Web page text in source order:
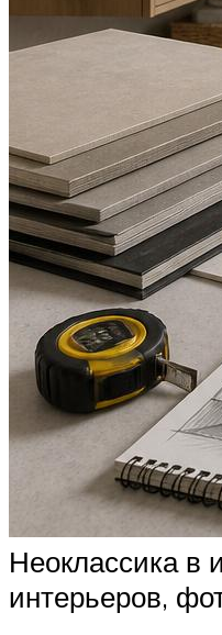
Неоклассика в
интерьеров,